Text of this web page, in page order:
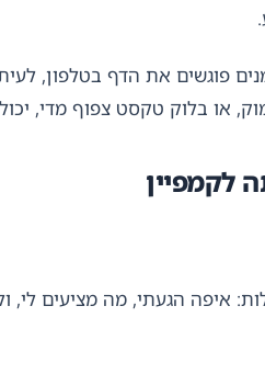
פוגשים את הדף בטלפון,
או בלוק טקסט צפוף מדי,
לקמפיין
איפה הגעתי, מה מציעים לי,